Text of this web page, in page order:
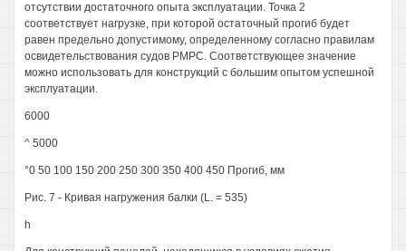
отсутствии достаточного опыта эксплуатации. Точка 2
соответствует нагрузке, при которой остаточный прогиб будет
равен предельно допустимому, определенному согласно правилам
освидетельствования судов РМРС. Соответствующее значение
можно использовать для конструкций с большим опытом успешной
эксплуатации.
6000
^ 5000
°0 50 100 150 200 250 300 350 400 450 Прогиб, мм
Рис. 7 - Кривая нагружения балки (L. = 535)
h